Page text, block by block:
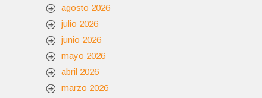
agosto 2026
julio 2026
junio 2026
mayo 2026
abril 2026
marzo 2026